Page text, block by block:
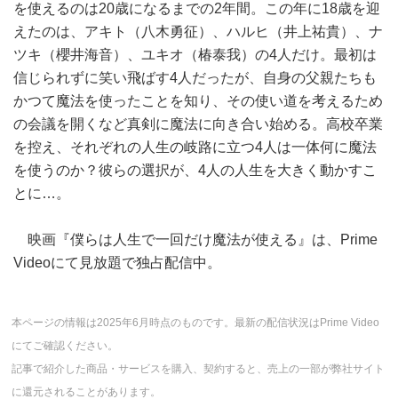
を使えるのは20歳になるまでの2年間。この年に18歳を迎
えたのは、アキト（八木勇征）、ハルヒ（井上祐貴）、ナ
ツキ（櫻井海音）、ユキオ（椿泰我）の4人だけ。最初は
信じられずに笑い飛ばす4人だったが、自身の父親たちも
かつて魔法を使ったことを知り、その使い道を考えるため
の会議を開くなど真剣に魔法に向き合い始める。高校卒業
を控え、それぞれの人生の岐路に立つ4人は一体何に魔法
を使うのか？彼らの選択が、4人の人生を大きく動かすこ
とに…。
映画『僕らは人生で一回だけ魔法が使える』は、Prime
Videoにて見放題で独占配信中。
本ページの情報は2025年6月時点のものです。最新の配信状況はPrime Video
にてご確認ください。
記事で紹介した商品・サービスを購入、契約すると、売上の一部が弊社サイト
に還元されることがあります。